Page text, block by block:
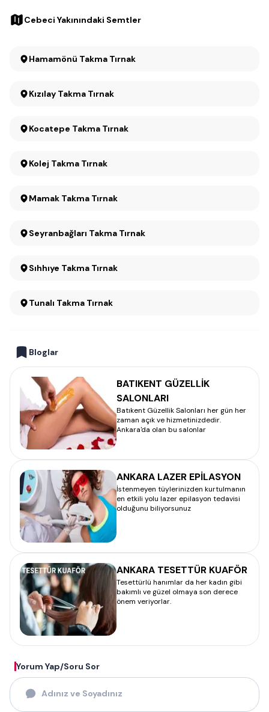
Cebeci Yakınındaki Semtler
Hamamönü Takma Tırnak
Kızılay Takma Tırnak
Kocatepe Takma Tırnak
Kolej Takma Tırnak
Mamak Takma Tırnak
Seyranbağları Takma Tırnak
Sıhhıye Takma Tırnak
Tunalı Takma Tırnak
Bloglar
BATIKENT GÜZELLİK
SALONLARI
Batıkent Güzellik Salonları her gün her
zaman açık ve hizmetinizdedir.
Ankara'da olan bu salonlar
ANKARA LAZER EPİLASYON
İstenmeyen tüylerinizden kurtulmanın
en etkili yolu lazer epilasyon tedavisi
olduğunu biliyorsunuz
ANKARA TESETTÜR KUAFÖR
Tesettürlü hanımlar da her kadın gibi
bakımlı ve güzel olmaya son derece
önem veriyorlar.
Yorum Yap/Soru Sor